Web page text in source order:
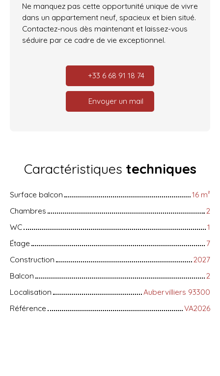
Ne manquez pas cette opportunité unique de vivre
dans un appartement neuf, spacieux et bien situé.
Contactez-nous dès maintenant et laissez-vous
séduire par ce cadre de vie exceptionnel.
+33 6 68 91 18 74
Envoyer un mail
Caractéristiques techniques
Surface balcon 16 m²
Chambres
2
WC
1
Étage
7
Construction
2027
Balcon
2
Localisation
Aubervilliers 93300
Référence
VA2026